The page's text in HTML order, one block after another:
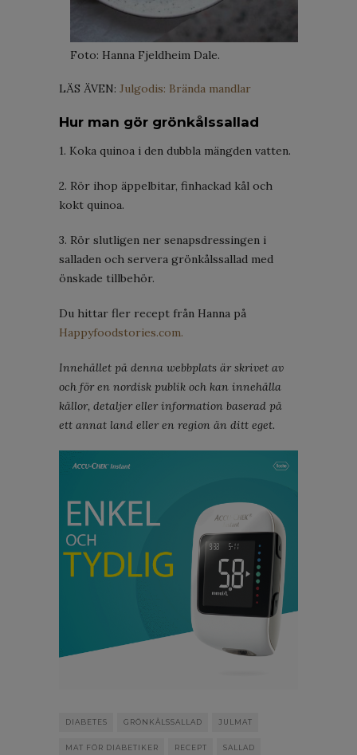
Foto: Hanna Fjeldheim Dale.
LÄS ÄVEN: Julgodis: Brända mandlar
Hur man gör grönkålssallad
1. Koka quinoa i den dubbla mängden vatten.
2. Rör ihop äppelbitar, finhackad kål och
kokt quinoa.
3. Rör slutligen ner senapsdressingen i
salladen och servera grönkålssallad med
önskade tillbehör.
Du hittar fler recept från Hanna på
Happyfoodstories.com.
Innehållet på denna webbplats är skrivet av
och för en nordisk publik och kan innehålla
källor, detaljer eller information baserad på
ett annat land eller en region än ditt eget.
DIABETES GRÖNKÅLSSALLAD JULMAT
MAT FÖR DIABETIKER RECEPT SALLAD